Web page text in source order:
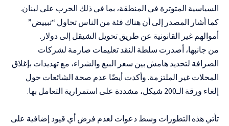
السياسية المتوترة في المنطقة، بما في ذلك الحرب على لبنان.
كما أشار المصدر إلى أن هناك فئة من الناس تحاول “تبييض”
أموالهم غير القانونية عن طريق تحويل الشيقل إلى دولار.
من جانبها، أصدرت سلطة النقد تعليمات صارمة لشركات
الصرافة لتحديد هامش بين سعر البيع والشراء، مع تهديدات بإغلاق
المحلات غير الملتزمة. وأكدت أيضًا عدم صحة الشائعات حول
إلغاء ورقة الـ200 شيكل، مشددة على استمرارية التعامل بها.
تأتي هذه التطورات وسط دعوات لعدم فرض أي قيود إضافية على